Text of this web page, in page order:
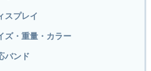
スプレイ
ズ・重量・カラー
バンド